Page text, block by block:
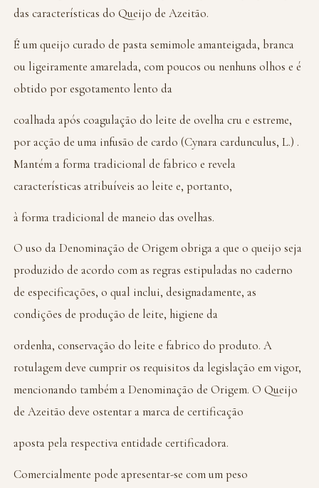
das características do Queijo de Azeitão.
É um queijo curado de pasta semimole amanteigada, branca
ou ligeiramente amarelada, com poucos ou nenhuns olhos e é
obtido por esgotamento lento da
coalhada após coagulação do leite de ovelha cru e estreme,
por acção de uma infusão de cardo (Cynara cardunculus, L.) .
Mantém a forma tradicional de fabrico e revela
características atribuíveis ao leite e, portanto,
à forma tradicional de maneio das ovelhas.
O uso da Denominação de Origem obriga a que o queijo seja
produzido de acordo com as regras estipuladas no caderno
de especificações, o qual inclui, designadamente, as
condições de produção de leite, higiene da
ordenha, conservação do leite e fabrico do produto. A
rotulagem deve cumprir os requisitos da legislação em vigor,
mencionando também a Denominação de Origem. O Queijo
de Azeitão deve ostentar a marca de certificação
aposta pela respectiva entidade certificadora.
Comercialmente pode apresentar-se com um peso